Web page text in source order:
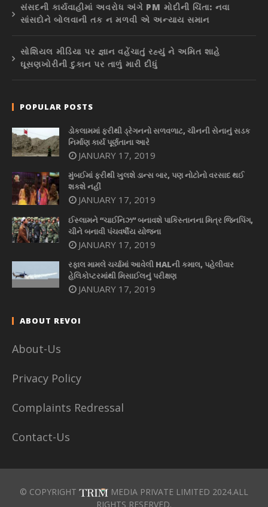
સંસદની કાર્યવાહીમાં અવરોધ અંગે PM મોદીની ચિંતા: નવા
સાંસદોને બોલવાની તક ન મળવી એ અન્યાય સમાન
સોશિયલ મીડિયા પર જ્ઞાન વહેંચાતું રહ્યું ને અમિત શાહે
ઘૂસણખોરીની દુકાન પર તાળું મારી દીધું
POPULAR POSTS
ડોકલામમાં ફરીથી ડ્રેગનનો સળવળાટ, ચીનની સેનાનું સડક
નિર્માણ કાર્ય પૂર્ણતાના આરે
JANUARY 17, 2019
મુંબઈમાં ફરીથી ખુલશે ડાન્સ બાર, પણ નોટોનો વરસાદ થઈ
શકશે નહીં
JANUARY 17, 2019
ઈસ્લામને “ચાઈનિઝ” બનાવશે પાકિસ્તાનના મિત્ર જિનપિંગ,
ચીને બનાવી પંચવર્ષીય યોજના
JANUARY 17, 2019
રફાલ મામલે ચર્ચામાં આવેલી HALની કમાલ, પહેલીવાર
હેલિકોપ્ટરમાંથી મિસાઈલનું પરીક્ષણ
JANUARY 17, 2019
ABOUT REVOI
About-Us
Privacy Policy
Complaints Redressal
Contact-Us
© COPYRIGHT
MEDIA PRIVATE LIMITED 2024.ALL
RIGHTS RESERVED.